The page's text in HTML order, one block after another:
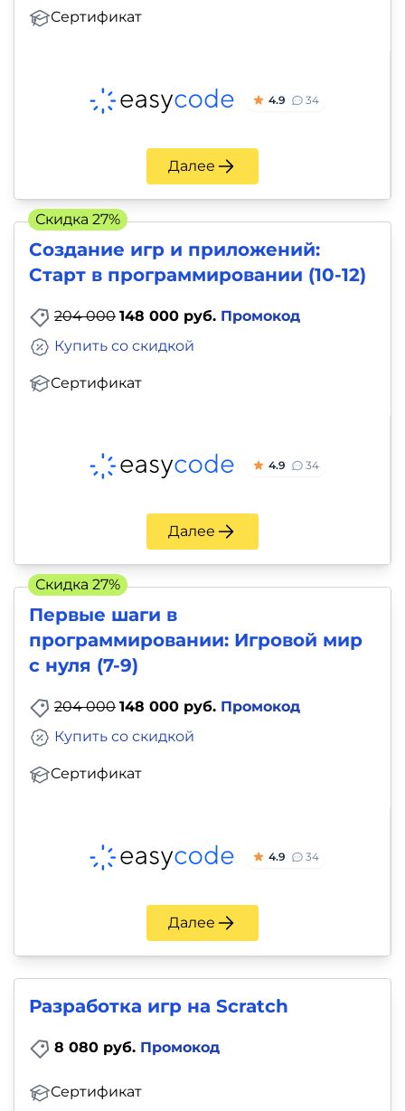
Сертификат
4.9 34
Далее
Создание игр и приложений:
Старт в программировании (10-12)
204 000 148 000 руб. Промокод
Сертификат
Купить со скидкой
4.9 34
Далее
Скидка 27%
Первые шаги в
программировании: Игровой мир
с нуля (7-9)
204 000 148 000 руб. Промокод
Сертификат
Купить со скидкой
4.9 34
Далее
Скидка 27%
Разработка игр на Scratch
8 080 руб. Промокод
Сертификат